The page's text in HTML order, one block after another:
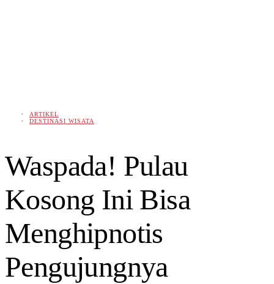
ARTIKEL
DESTINASI WISATA
Waspada! Pulau
Kosong Ini Bisa
Menghipnotis
Pengujungnya